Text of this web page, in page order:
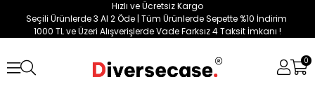
Hızlı ve Ücretsiz Kargo
Seçili Ürünlerde 3 Al 2 Öde | Tüm Ürünlerde Sepette %10 İndirim
1000 TL ve Üzeri Alışverişlerde Vade Farksız 4 Taksit İmkanı !
0